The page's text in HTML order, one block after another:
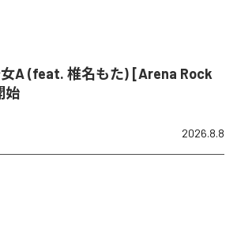
女A (feat. 椎名もた) [Arena Rock
始
2026.8.8